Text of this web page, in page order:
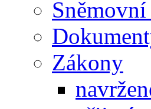
Zákony